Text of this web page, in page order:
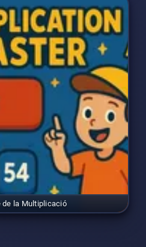
de la Multiplicació